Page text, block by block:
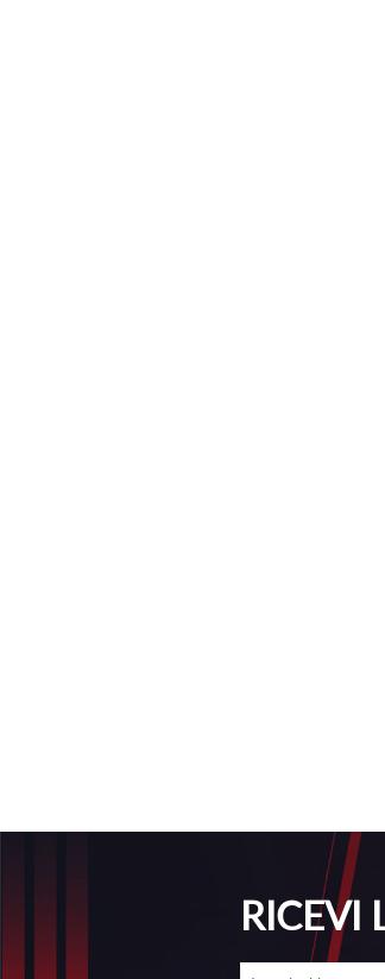
RICEVI